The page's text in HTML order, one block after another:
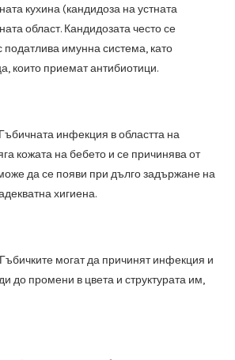
кухина (кандидоза на устната
област. Кандидозата често се
податлива имунна система, като
които приемат антибиотици.
инфекция в областта на
кожата на бебето и се причинява от
да се появи при дълго задържане на
хигиена.
могат да причинят инфекция и
до промени в цвета и структурата им,